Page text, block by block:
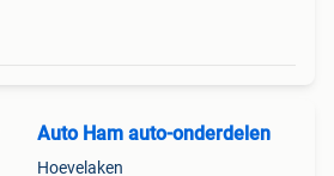
Auto Ham auto-onderdelen
Hoevelaken